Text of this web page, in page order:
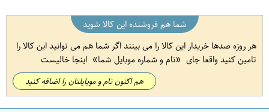
شما هم فروشنده این کالا شوید
هر روزه صدها خریدار این کالا را می بینند اگر شما هم می توانید این کالا را
تامین کنید واقعا جای
نام و شماره موبایل شما اینجا خالیست
هم اکنون نام و موبایلتان را اضافه کنید